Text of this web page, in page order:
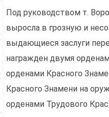
Под руководством т.
выросла в грозную и
выдающиеся заслуги
награжден двумя
орденами Красного
Красного Знамени на
орденами Трудового